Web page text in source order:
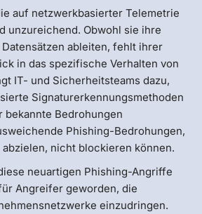
auf netzwerkbasierter Telemetrie
unzureichend. Obwohl sie ihre
ableiten, fehlt ihrer
in das spezifische Verhalten von
IT- und Sicherheitsteams dazu,
Signaturerkennungsmethoden
bekannte Bedrohungen
Phishing-Bedrohungen,
nicht blockieren können.
neuartigen Phishing-Angriffe
Angreifer geworden, die
einzudringen.